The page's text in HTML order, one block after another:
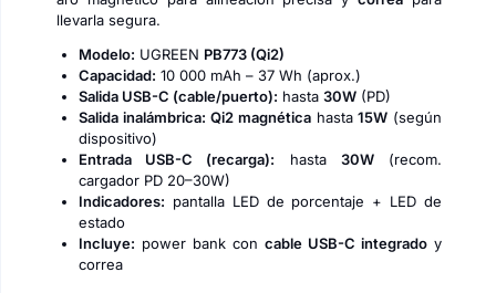
llevarla segura.
Modelo: UGREEN PB773 (Qi2)
Capacidad: 10 000 mAh – 37 Wh (aprox.)
Salida USB-C (cable/puerto): hasta 30W (PD)
Salida inalámbrica: Qi2 magnética hasta15W (según
dispositivo)
Entrada USB-C (recarga): hasta 30W(recom.
cargador PD 20–30W)
Indicadores: pantalla LED de porcentaje + LED de
estado
Incluye: power bank con cable USB-C integrado y
correa